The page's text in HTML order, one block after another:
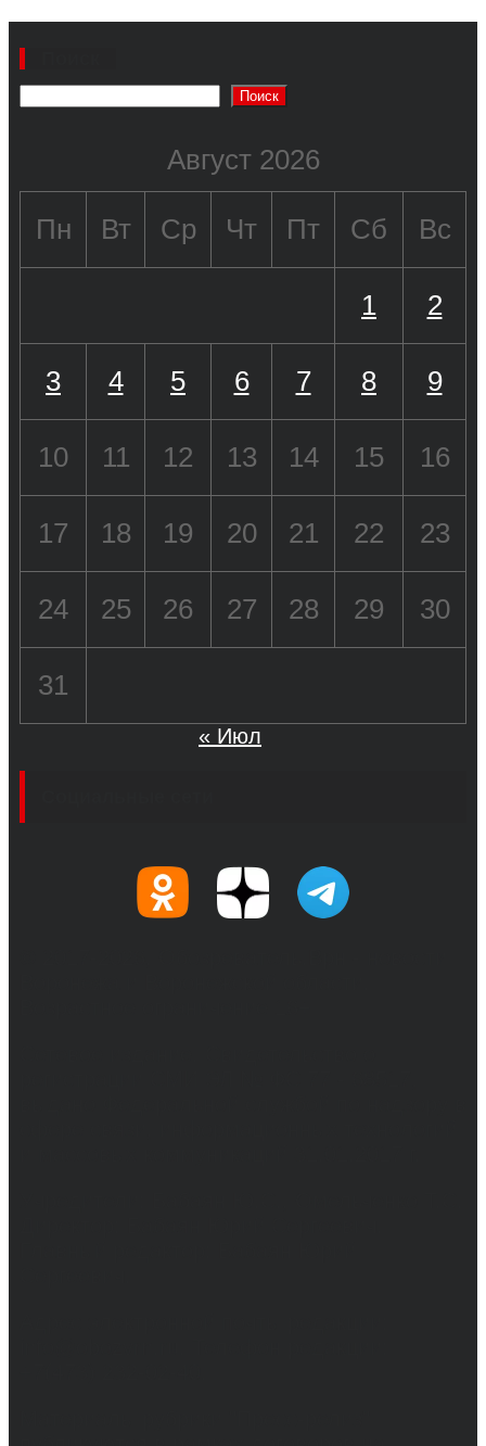
Поиск
Август 2026
Пн Вт Ср Чт Пт Сб Вс
1 2
3 4 5 6 7 8 9
10 11 12 13 14 15 16
17 18 19 20 21 22 23
24 25 26 27 28 29 30
31
« Июл